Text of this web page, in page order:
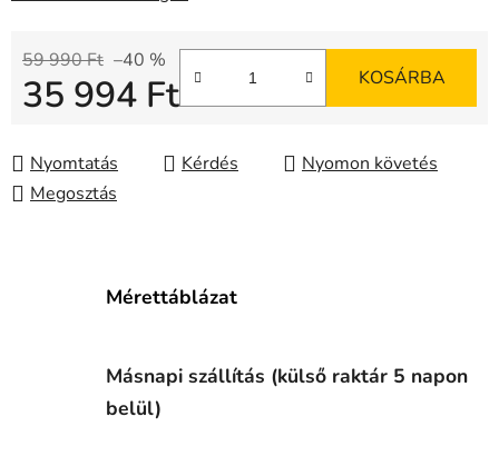
59 990 Ft –40 %
35 994 Ft KOSÁRBA
Nyomtatás Kérdés
Nyomon követés
Megosztás
Mérettáblázat
Másnapi szállítás (külső raktár 5 napon
belül)